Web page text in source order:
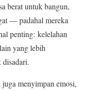
berat untuk bangun,
— padahal mereka
penting: kelelahan
yang lebih
disadari.
menyimpan emosi,